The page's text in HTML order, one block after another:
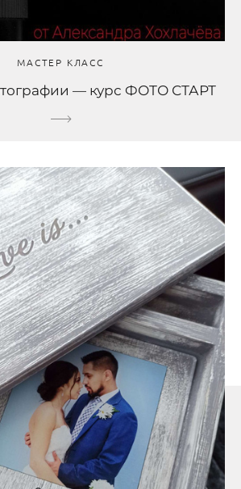
МАСТЕР КЛАСС
— курс ФОТО СТАРТ